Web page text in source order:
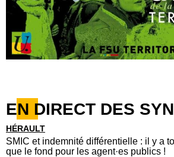
EN DIRECT DES
HÉRAULT
SMIC et indemnité différentielle : il y a
que le fond pour les agent·es publics !